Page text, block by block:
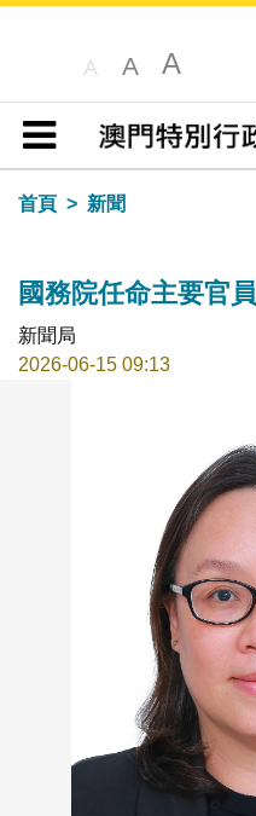
A A A
目錄
首頁
新聞
國務院任命主要官員
新聞局
2026-06-15 09:13